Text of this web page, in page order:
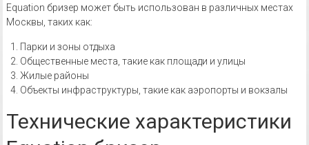
Equation бризер может быть использован в различных местах
Москвы, таких как:
Парки и зоны отдыха
Общественные места, такие как площади и улицы
Жилые районы
Объекты инфраструктуры, такие как аэропорты и вокзалы
Технические характеристики